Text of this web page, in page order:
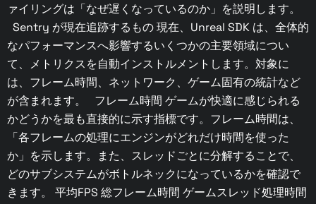
ァイリングは「なぜ遅くなっているのか」を説明します。
Sentry が現在追跡するもの 現在、Unreal SDK は、全体的
なパフォーマンスへ影響するいくつかの主要領域につい
て、メトリクスを自動インストルメントします。対象に
は、フレーム時間、ネットワーク、ゲーム固有の統計など
が含まれます。 フレーム時間 ゲームが快適に感じられる
かどうかを最も直接的に示す指標です。フレーム時間は、
「各フレームの処理にエンジンがどれだけ時間を使った
か」を示します。また、スレッドごとに分解することで、
どのサブシステムがボトルネックになっているかを確認で
きます。 平均FPS 総フレーム時間 ゲームスレッド処理時間